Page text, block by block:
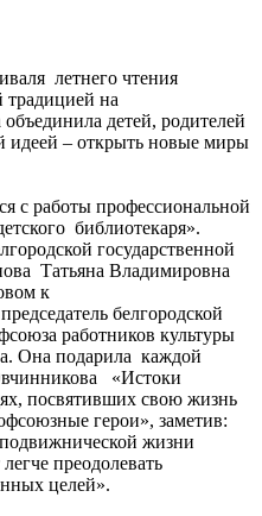
летнего чтения
традицией на
детей, родителей
идеей – открыть новые миры
с работы профессиональной
библиотекаря».
государственной
Татьяна Владимировна
к
белгородской
работников культуры
Она подарила каждой
«Истоки
посвятивших свою жизнь
герои», заметив:
жизни
преодолевать
целей».